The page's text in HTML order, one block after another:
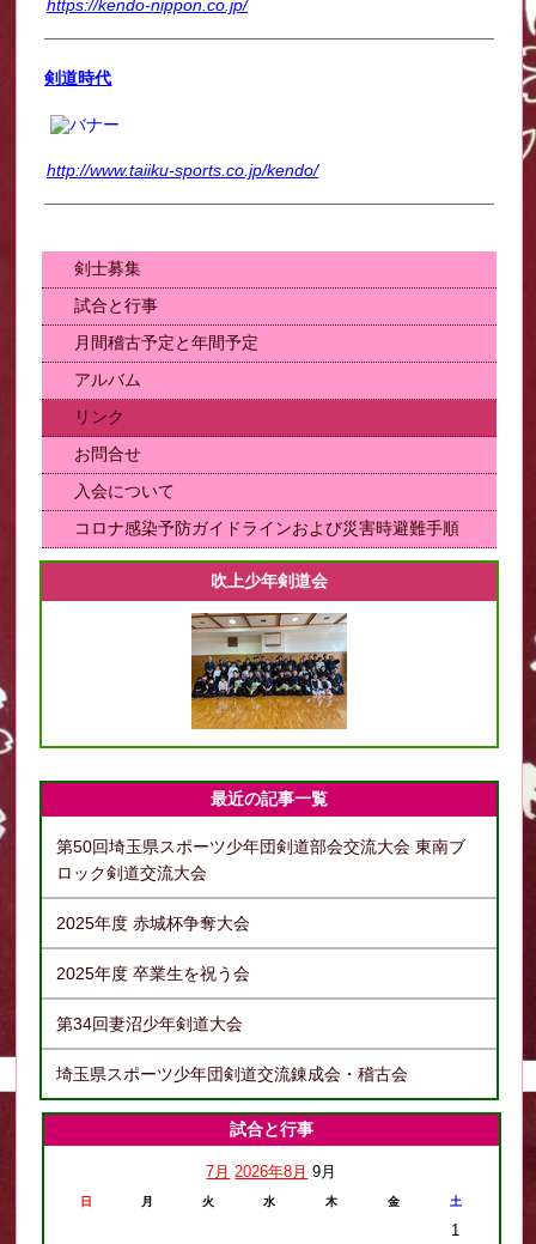
https://kendo-nippon.co.jp/
剣道時代
http://www.taiiku-sports.co.jp/kendo/
剣士募集
試合と行事
月間稽古予定と年間予定
アルバム
リンク
お問合せ
入会について
コロナ感染予防ガイドラインおよび災害時避難手順
吹上少年剣道会
最近の記事一覧
第50回埼玉県スポーツ少年団剣道部会交流大会 東南ブ
ロック剣道交流大会
2025年度 赤城杯争奪大会
2025年度 卒業生を祝う会
第34回妻沼少年剣道大会
埼玉県スポーツ少年団剣道交流錬成会・稽古会
試合と行事
7月 2026年8月 9月
日 月 火 水 木 金 土
1